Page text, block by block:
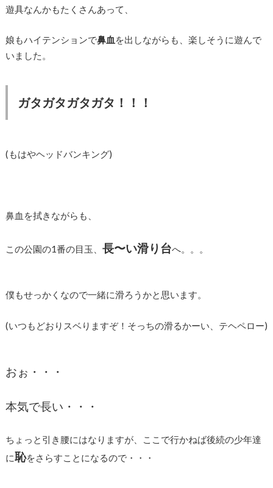
遊具なんかもたくさんあって、
娘もハイテンションで鼻血 を出しながらも、楽しそうに遊んで
いました。
ガタガタガタガタ！！！
(もはやヘッドバンキング)
鼻血を拭きながらも、
この公園の1番の目玉、 長〜い滑り台へ。。。
僕もせっかくなので一緒に滑ろうかと思います。
(いつもどおりスベりますぞ！そっちの滑るかーい、テヘペロー)
おぉ・・・
本気で長い・・・
ちょっと引き腰にはなりますが、ここで行かねば後続の少年達
に恥をさらすことになるので・・・